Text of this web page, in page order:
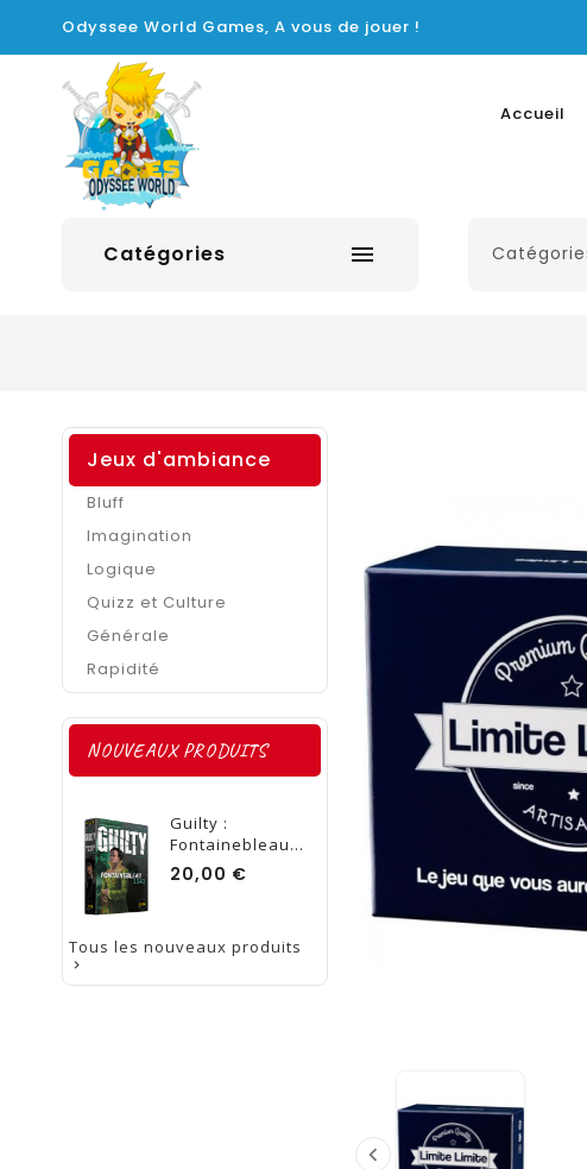
Odyssee World Games, A vous de jouer !
Accueil
Catégories 
Jeux d'ambiance
Bluff
Imagination
Logique
Quizz et Culture
Générale
Rapidité
NOUVEAUX PRODUITS
Guilty :
Fontainebleau...
20,00 €
Tous les nouveaux produits

